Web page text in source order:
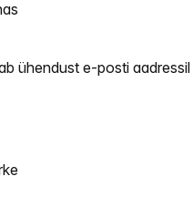
ühendust e-posti aadressil